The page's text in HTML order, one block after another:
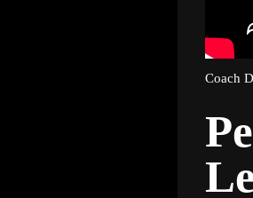
Coach